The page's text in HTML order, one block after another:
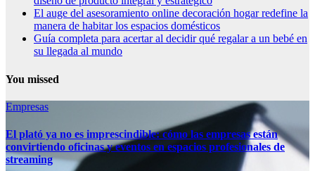
El auge del asesoramiento online decoración hogar redefine la
manera de habitar los espacios domésticos
Guía completa para acertar al decidir qué regalar a un bebé en
su llegada al mundo
You missed
Empresas
El plató ya no es imprescindible: cómo las empresas están
convirtiendo oficinas y eventos en espacios profesionales de
streaming